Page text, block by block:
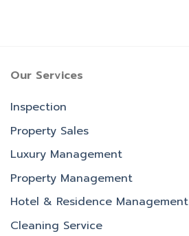
Our Services
Inspection
Property Sales
Luxury Management
Property Management
Hotel & Residence Management
Cleaning Service